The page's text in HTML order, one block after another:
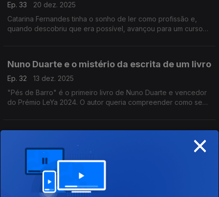
Ep. 33
20 dez. 2025
Catarina Fernandes tinha o sonho de ler como profissão e,
quando descobriu que era possível, avançou para um curso
Nuno Duarte e o mistério da escrita de um livro
Ep. 32
13 dez. 2025
"Pés de Barro" é o primeiro livro de Nuno Duarte e vencedor
do Prémio LeYa 2024. O autor queria compreender como se
06 dez. 2025
Bruna Martiolli estudou Pedagogia e Letras no Brasil, veio para
Portugal movida pela paixão pela literatura portuguesa e
encontrou no ensino, dentro e fora da sala de aula, o seu
verdadeiro lugar.
×